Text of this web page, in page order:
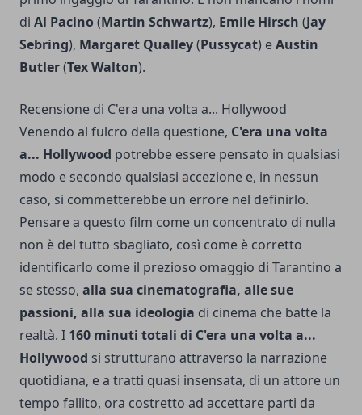
di Al Pacino (Martin Schwartz), Emile Hirsch (Jay
Sebring), Margaret Qualley(Pussycat) eAustin
Butler(Tex Walton).
Recensione di C'era una volta a... Hollywood
Venendo al fulcro della questione, C'era una volta
a... Hollywood potrebbe essere pensato in qualsiasi
modo e secondo qualsiasi accezione e, in nessun
caso, si commetterebbe un errore nel definirlo.
Pensare a questo film come un concentrato di nulla
non è del tutto sbagliato, così come è corretto
identificarlo come il prezioso omaggio di Tarantino a
se stesso, alla sua cinematografia, alle sue
passioni, alla sua ideologia di cinema che batte la
realtà. I 160 minuti totali di C'era una volta a...
Hollywood si strutturano attraverso la narrazione
quotidiana, e a tratti quasi insensata, di un attore un
tempo fallito, ora costretto ad accettare parti da